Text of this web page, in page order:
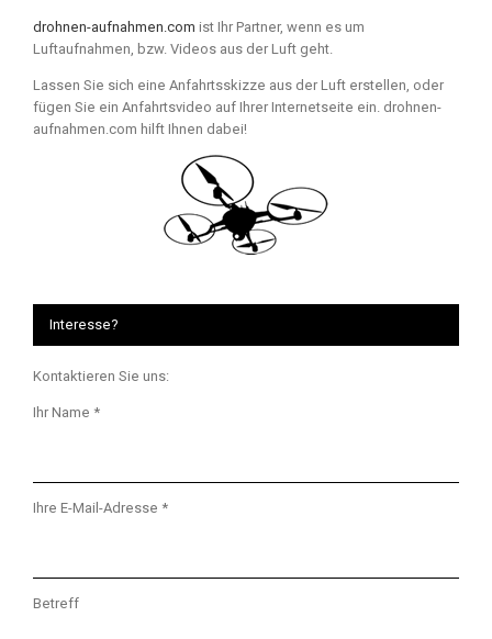
drohnen-aufnahmen.com ist Ihr Partner, wenn es um
Luftaufnahmen, bzw. Videos aus der Luft geht.
Lassen Sie sich eine Anfahrtsskizze aus der Luft erstellen, oder
fügen Sie ein Anfahrtsvideo auf Ihrer Internetseite ein. drohnen-
aufnahmen.com hilft Ihnen dabei!
Interesse?
Kontaktieren Sie uns:
Ihr Name *
Ihre E-Mail-Adresse *
Betreff